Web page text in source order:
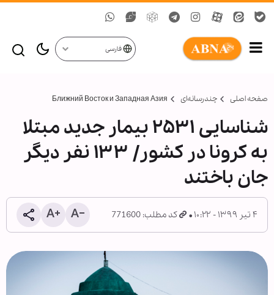
فارسی
صفحه اصلی چندرسانه‌ای Ближний Восток и Западная Азия
شناسایی ۲۵۳۱ بیمار جدید مبتلا
به کرونا در کشور/ ۱۳۳ نفر دیگر
جان باختند
۴ تیر ۱۳۹۹ - ۱۰:۲۲ کد مطلب: 771600